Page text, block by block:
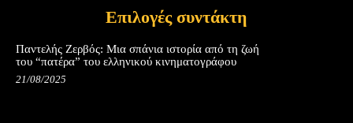
Επιλογές συντάκτη
Παντελής Ζερβός: Μια σπάνια ιστορία από τη ζωή
του “πατέρα” του ελληνικού κινηματογράφου
21/08/2025